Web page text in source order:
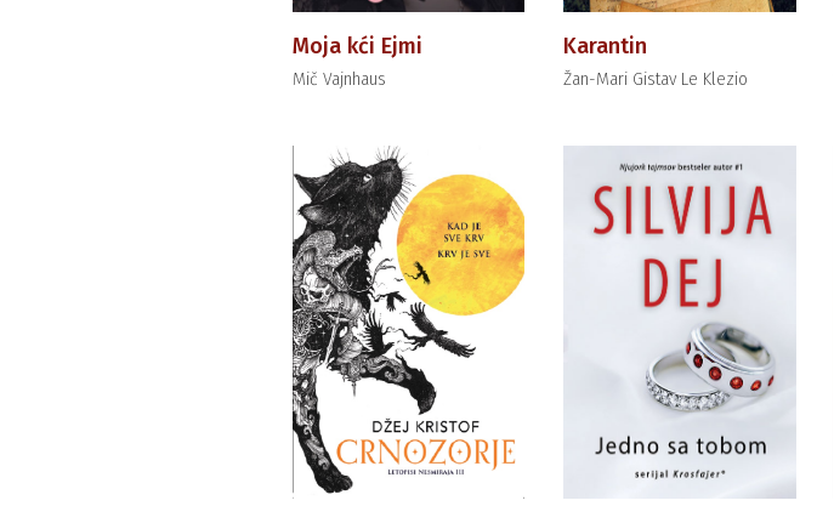
Moja kći Ejmi
Mič Vajnhaus
Karantin
Žan-Mari Gistav Le Klezio